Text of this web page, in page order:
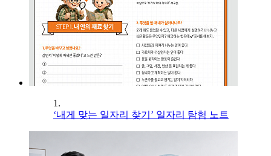
1.
‘내게 맞는 일자리 찾기’ 일자리 탐험 노트